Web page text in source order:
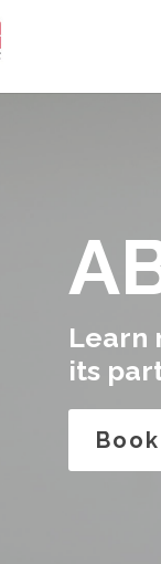
Learn
its